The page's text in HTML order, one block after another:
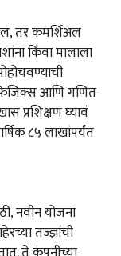
तर कमर्शिअल
किंवा मालाला
आणि गणित
प्रशिक्षण घ्यावं
८५ लाखांपर्यंत
नवीन योजना
तज्ज्ञांची